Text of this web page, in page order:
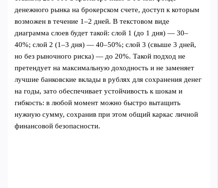
денежного рынка на брокерском счете, доступ к которым
возможен в течение 1–2 дней. В текстовом виде
диаграмма слоев будет такой: слой 1 (до 1 дня) — 30–
40%; слой 2 (1–3 дня) — 40–50%; слой 3 (свыше 3 дней,
но без рыночного риска) — до 20%. Такой подход не
претендует на максимальную доходность и не заменяет
лучшие банковские вклады в рублях для сохранения денег
на годы, зато обеспечивает устойчивость к шокам и
гибкость: в любой момент можно быстро вытащить
нужную сумму, сохранив при этом общий каркас личной
финансовой безопасности.